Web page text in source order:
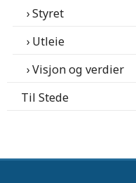
Styret
Utleie
Visjon og verdier
Til Stede